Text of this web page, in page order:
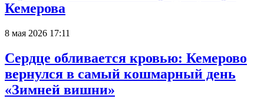
Кемерова
8 мая 2026 17:11
Сердце обливается кровью: Кемерово
вернулся в самый кошмарный день
«Зимней вишни»